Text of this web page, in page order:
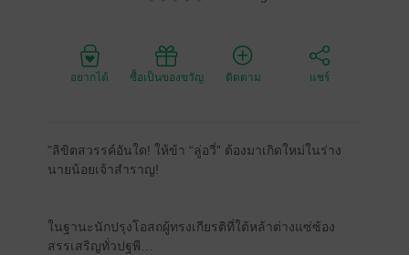
อยากได้ ซื้อเป็นของขวัญ ติดตาม แชร์
"ลิขิตสวรรค์อันใด! ให้ข้า “ลู่อวี่” ต้องมาเกิดใหม่ในร่าง
นายน้อยเจ้าสำราญ!
ในฐานะนักปรุงโอสถผู้ทรงเกียรติที่ใต้หล้าต่างแซ่ซ้อง
สรรเสริญทั่วปฐพี…